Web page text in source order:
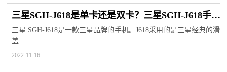
三星SGH-J618是单卡还是双卡？三星SGH-J618手机
参数
三星 SGH-J618是一款三星品牌的手机。J618采用的是三星经典的滑
盖...
2022-11-16